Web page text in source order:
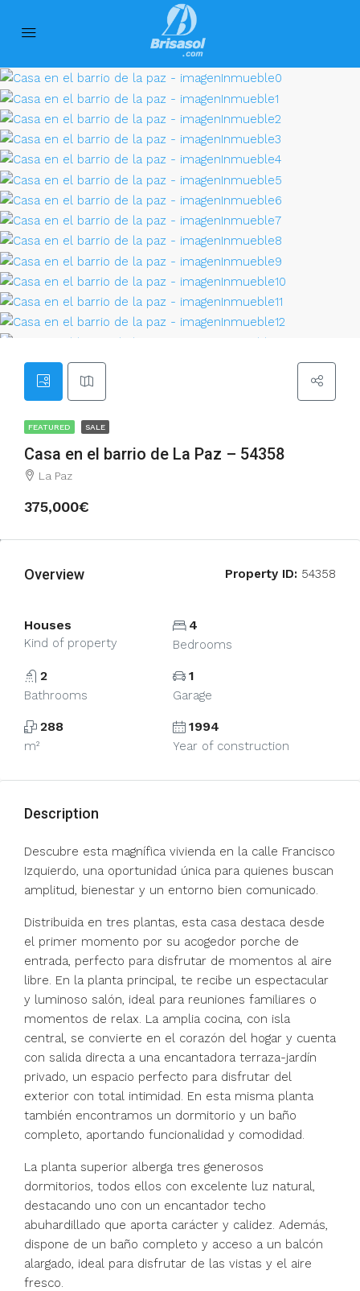
FEATURED SALE
Casa en el barrio de La Paz – 54358
La Paz
375,000€
Overview Property ID: 54358
Houses
Kind of property
4
Bedrooms
2
Bathrooms
1
Garage
288
m²
1994
Year of construction
Description
Descubre esta magnífica vivienda en la calle Francisco
Izquierdo, una oportunidad única para quienes buscan
amplitud, bienestar y un entorno bien comunicado.
Distribuida en tres plantas, esta casa destaca desde
el primer momento por su acogedor porche de
entrada, perfecto para disfrutar de momentos al aire
libre. En la planta principal, te recibe un espectacular
y luminoso salón, ideal para reuniones familiares o
momentos de relax. La amplia cocina, con isla
central, se convierte en el corazón del hogar y cuenta
con salida directa a una encantadora terraza-jardín
privado, un espacio perfecto para disfrutar del
exterior con total intimidad. En esta misma planta
también encontramos un dormitorio y un baño
completo, aportando funcionalidad y comodidad.
La planta superior alberga tres generosos
dormitorios, todos ellos con excelente luz natural,
destacando uno con un encantador techo
abuhardillado que aporta carácter y calidez. Además,
dispone de un baño completo y acceso a un balcón
alargado, ideal para disfrutar de las vistas y el aire
fresco.